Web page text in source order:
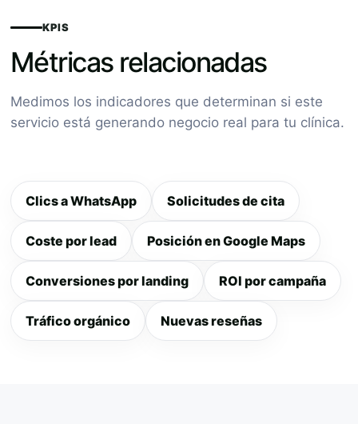
KPIS
Métricas relacionadas
Medimos los indicadores que determinan si este
servicio está generando negocio real para tu clínica.
Clics a WhatsApp Solicitudes de cita
Coste por lead Posición en Google Maps
Conversiones por landing ROI por campaña
Tráfico orgánico Nuevas reseñas